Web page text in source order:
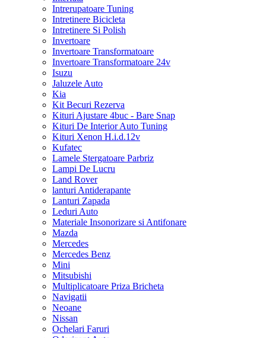
Intrerupatoare Tuning
Intretinere Bicicleta
Intretinere Si Polish
Invertoare
Invertoare Transformatoare
Invertoare Transformatoare 24v
Isuzu
Jaluzele Auto
Kia
Kit Becuri Rezerva
Kituri Ajustare 4buc - Bare Snap
Kituri De Interior Auto Tuning
Kituri Xenon H.i.d.12v
Kufatec
Lamele Stergatoare Parbriz
Lampi De Lucru
Land Rover
lanturi Antiderapante
Lanturi Zapada
Leduri Auto
Materiale Insonorizare si Antifonare
Mazda
Mercedes
Mercedes Benz
Mini
Mitsubishi
Multiplicatoare Priza Bricheta
Navigatii
Neoane
Nissan
Ochelari Faruri